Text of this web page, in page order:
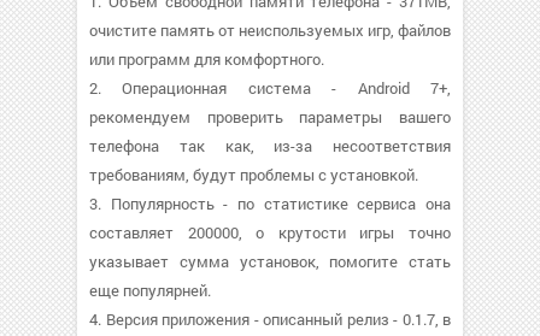
очистите память от неиспользуемых игр, файлов
или программ для комфортного.
2. Операционная система - Android 7+,
рекомендуем проверить параметры вашего
телефона так как, из-за несоответствия
требованиям, будут проблемы с установкой.
3. Популярность - по статистике сервиса она
составляет 200000, о крутости игры точно
указывает сумма установок, помогите стать
еще популярней.
4. Версия приложения - описанный релиз - 0.1.7, в